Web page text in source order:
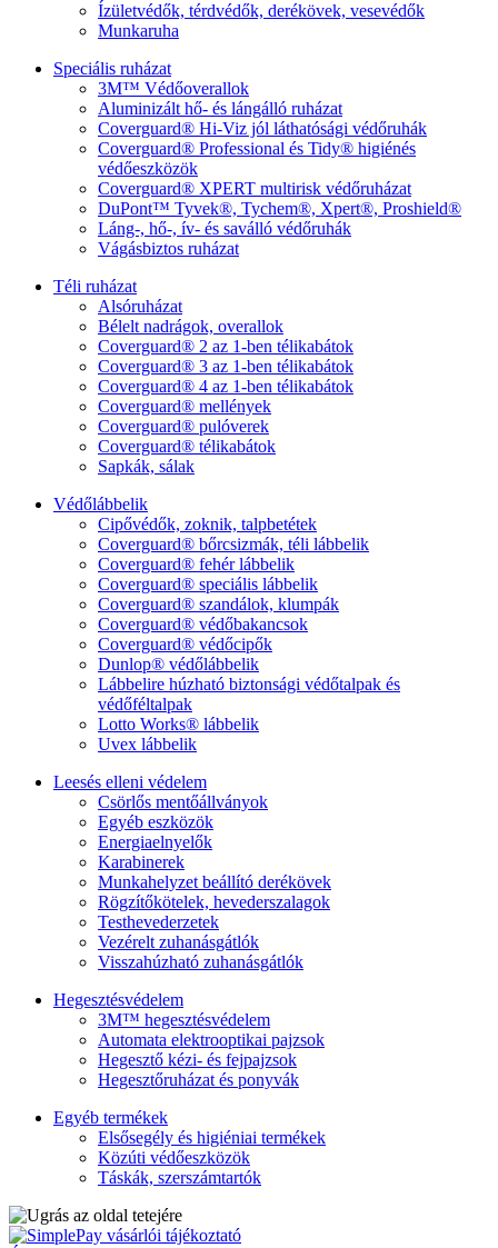
Ízületvédők, térdvédők, derékövek, vesevédők
Munkaruha
Speciális ruházat
3M™ Védőoverallok
Aluminizált hő- és lángálló ruházat
Coverguard® Hi-Viz jól láthatósági védőruhák
Coverguard® Professional és Tidy® higiénés
védőeszközök
Coverguard® XPERT multirisk védőruházat
DuPont™ Tyvek®, Tychem®, Xpert®, Proshield®
Láng-, hő-, ív- és saválló védőruhák
Vágásbiztos ruházat
Téli ruházat
Alsóruházat
Bélelt nadrágok, overallok
Coverguard® 2 az 1-ben télikabátok
Coverguard® 3 az 1-ben télikabátok
Coverguard® 4 az 1-ben télikabátok
Coverguard® mellények
Coverguard® pulóverek
Coverguard® télikabátok
Sapkák, sálak
Védőlábbelik
Cipővédők, zoknik, talpbetétek
Coverguard® bőrcsizmák, téli lábbelik
Coverguard® fehér lábbelik
Coverguard® speciális lábbelik
Coverguard® szandálok, klumpák
Coverguard® védőbakancsok
Coverguard® védőcipők
Dunlop® védőlábbelik
Lábbelire húzható biztonsági védőtalpak és
védőféltalpak
Lotto Works® lábbelik
Uvex lábbelik
Leesés elleni védelem
Csörlős mentőállványok
Egyéb eszközök
Energiaelnyelők
Karabinerek
Munkahelyzet beállító derékövek
Rögzítőkötelek, hevederszalagok
Testhevederzetek
Vezérelt zuhanásgátlók
Visszahúzható zuhanásgátlók
Hegesztésvédelem
3M™ hegesztésvédelem
Automata elektrooptikai pajzsok
Hegesztő kézi- és fejpajzsok
Hegesztőruházat és ponyvák
Egyéb termékek
Elsősegély és higiéniai termékek
Közúti védőeszközök
Táskák, szerszámtartók